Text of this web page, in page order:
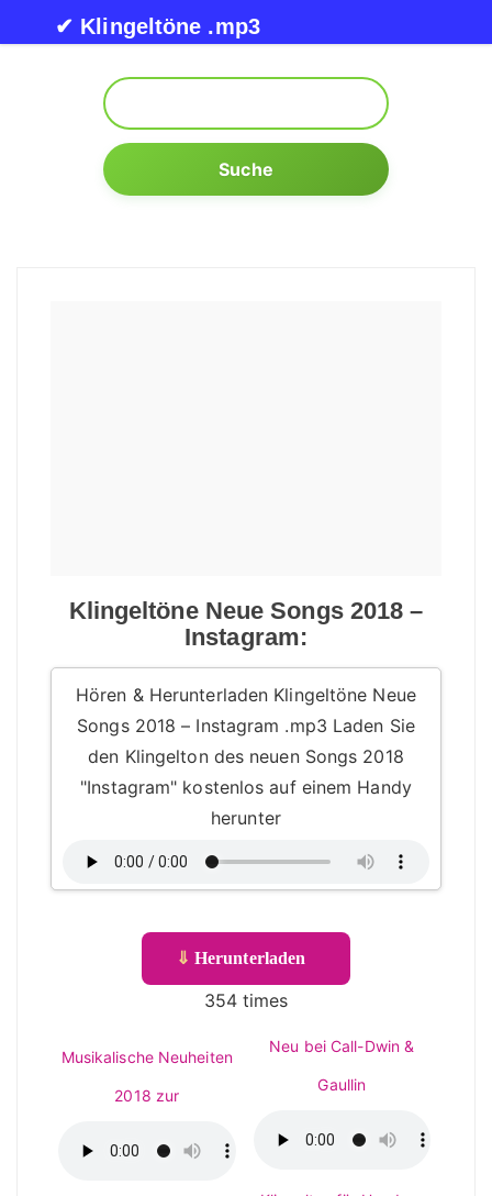
Skip to content✔ Klingeltöne .mp3
Suche
Klingeltöne Neue Songs 2018 –
Instagram:
Hören & Herunterladen Klingeltöne Neue
Songs 2018 – Instagram .mp3 Laden Sie
den Klingelton des neuen Songs 2018
"Instagram" kostenlos auf einem Handy
herunter
⇓ Herunterladen
354 times
Musikalische Neuheiten
2018 zur
Neu bei Call-Dwin &
Gaullin